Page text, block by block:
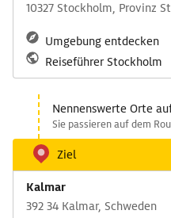
10327 Stockholm, Provinz
Umgebung entdecken
Reiseführer Stockholm
Nennenswerte Orte
Sie passieren auf dem
Ziel
Kalmar
392 34 Kalmar, Schweden